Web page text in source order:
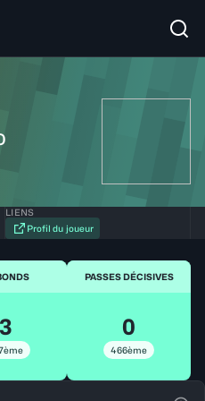
LIENS
Profil du joueur
3
PASSES DÉCISIVES
0
466ème